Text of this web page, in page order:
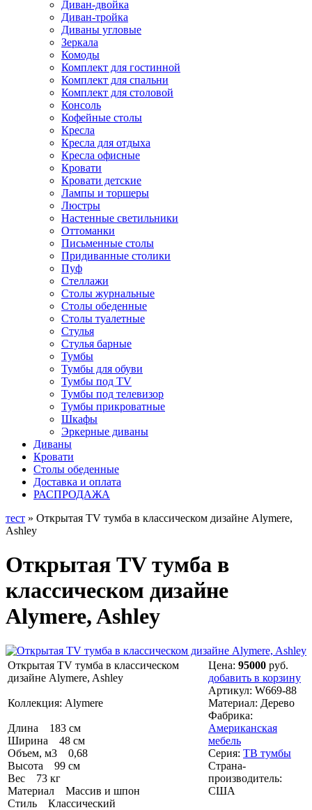
Диван-двойка
Диван-тройка
Диваны угловые
Зеркала
Комоды
Комплект для гостинной
Комплект для спальни
Комплект для столовой
Консоль
Кофейные столы
Кресла
Кресла для отдыха
Кресла офисные
Кровати
Кровати детские
Лампы и торшеры
Люстры
Настенные светильники
Оттоманки
Письменные столы
Придиванные столики
Пуф
Стеллажи
Столы журнальные
Столы обеденные
Столы туалетные
Стулья
Стулья барные
Тумбы
Тумбы для обуви
Тумбы под TV
Тумбы под телевизор
Тумбы прикроватные
Шкафы
Эркерные диваны
Диваны
Кровати
Столы обеденные
Доставка и оплата
РАСПРОДАЖА
тест » Открытая TV тумба в классическом дизайне Alymere,
Ashley
Открытая TV тумба в
классическом дизайне
Alymere, Ashley
Открытая TV тумба в классическом
дизайне Alymere, Ashley
Коллекция: Alymere
Длина 183 см
Ширина 48 см
Объем, м3 0,68
Высота 99 см
Вес 73 кг
Материал Массив и шпон
Стиль Классический
Цена: 95000 руб.
добавить в корзину
Артикул: W669-88
Материал: Дерево
Фабрика:
Американская
мебель
Серия: ТВ тумбы
Страна-
производитель:
США